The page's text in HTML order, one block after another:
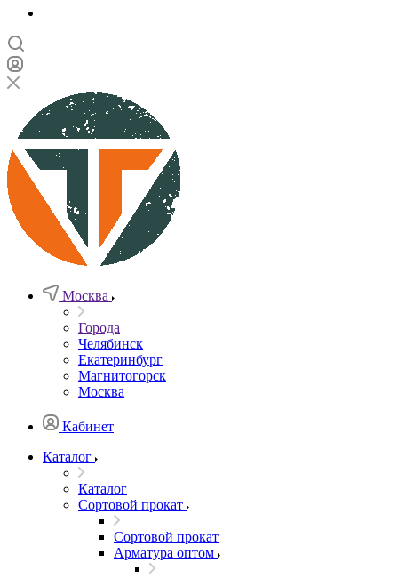
Москва
Города
Челябинск
Екатеринбург
Магнитогорск
Москва
Кабинет
Каталог
Каталог
Сортовой прокат
Сортовой прокат
Арматура оптом